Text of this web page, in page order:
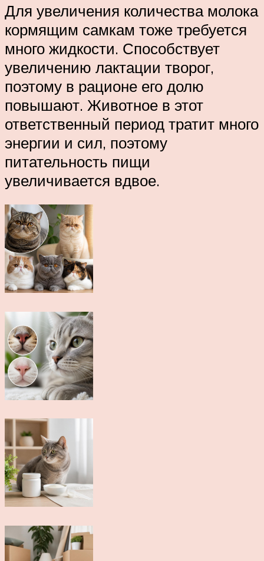
Для увеличения количества молока
кормящим самкам тоже требуется
много жидкости. Способствует
увеличению лактации творог,
поэтому в рационе его долю
повышают. Животное в этот
ответственный период тратит много
энергии и сил, поэтому
питательность пищи
увеличивается вдвое.